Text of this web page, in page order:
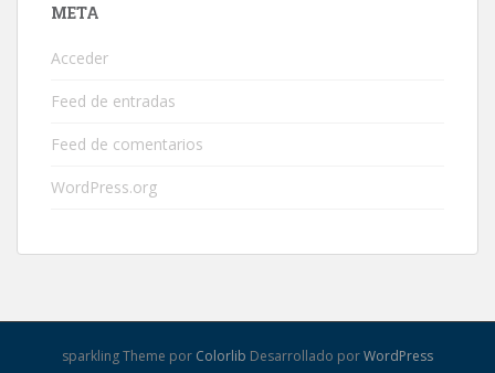
META
Acceder
Feed de entradas
Feed de comentarios
WordPress.org
sparkling Theme por Colorlib Desarrollado porWordPress